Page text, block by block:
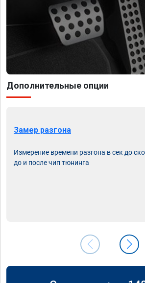
Дополнительные опции
Замер разгона
Измерение времени разгона в сек до
до и после чип тюнинга